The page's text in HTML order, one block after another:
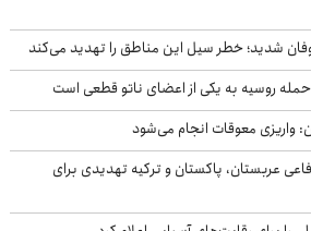
شدید؛ خطر سیل این مناطق را تهدید می‌کند
حمله روسیه به یکی از اعضای ناتو قطعی است
واریزی معوقات انجام می‌شود
عربستان، پاکستان و ترکیه تهدیدی برای